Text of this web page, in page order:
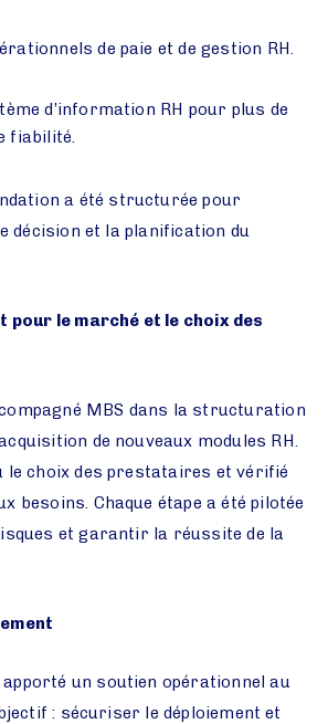
de paie et de gestion RH.
d’information RH pour plus de
fiabilité.
a été structurée pour
décision et la planification du
pour le marché et le choix des
MBS dans la structuration
de nouveaux modules RH.
le choix des prestataires et vérifié
besoins. Chaque étape a été pilotée
et garantir la réussite de la
un soutien opérationnel au
: sécuriser le déploiement et